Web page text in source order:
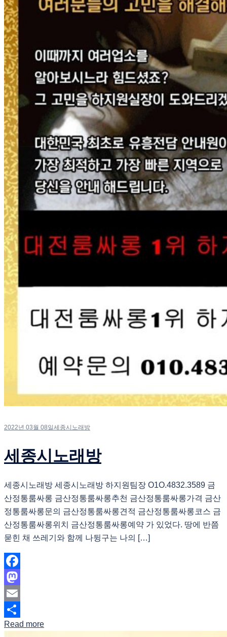
2022년 03월 08일 세종시노래방
세종시노래방
세종시노래방 세종시노래방 하지원팀장 O1O.4832.3589 금
산정통룸싸롱 금산정통룸싸롱추천 금산정통룸싸롱가격 금산
정통룸싸롱문의 금산정통룸싸롱견적 금산정통룸싸롱코스 금
산정통룸싸롱위치 금산정통룸싸롱예약 가 있었다. 땅에 반쯤
묻힌 채 쓰레기와 함께 나뒹구는 나의 […]
Facebook
Mastodon
Email
Share
Read more